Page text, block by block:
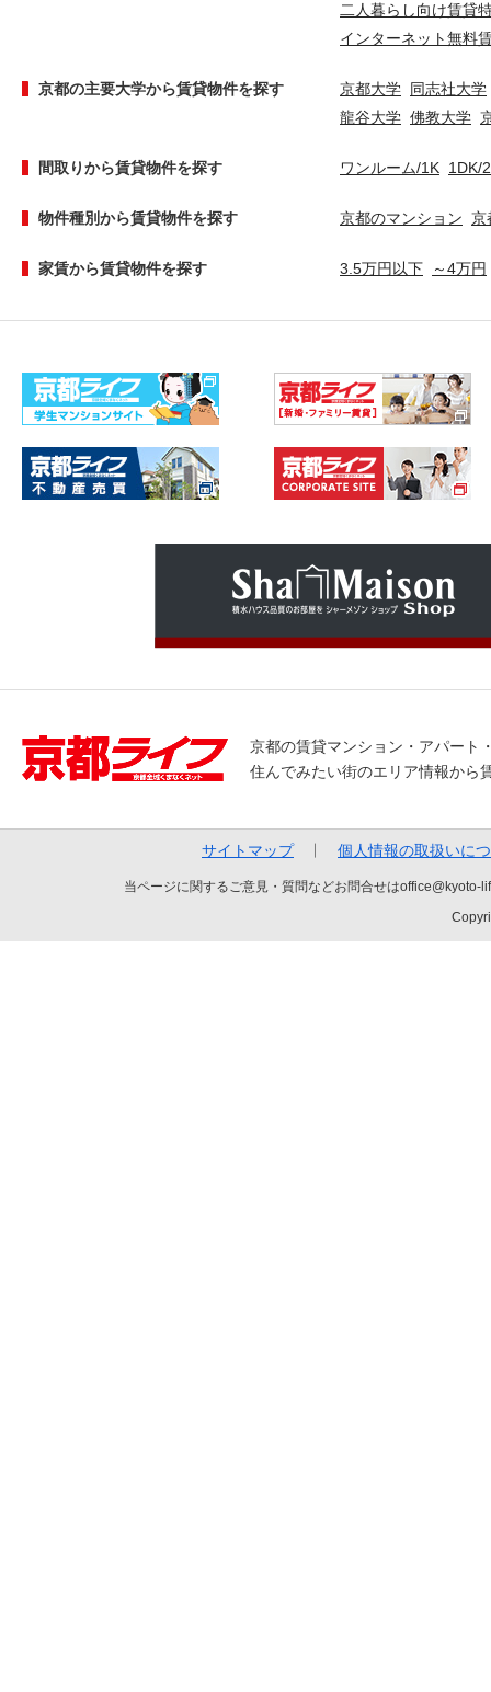
二人暮らし向け賃貸
インターネット無料
京都の主要大学から賃貸物件を探す 京都大学 同志社大学
龍谷大学 佛教大学
間取りから賃貸物件を探す ワンルーム/1K 1DK/
物件種別から賃貸物件を探す 京都のマンション 京
家賃から賃貸物件を探す 3.5万円以下 ～4万円
京都の賃貸マンション・アパート
住んでみたい街のエリア情報から
サイトマップ 個人情報の取扱いに
当ページに関するご意見・質問などお問合せは